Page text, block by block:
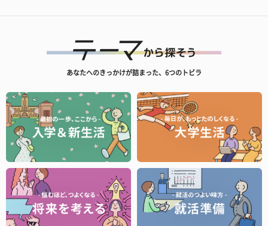
あなたへのきっかけが詰まった、6つのトビラ